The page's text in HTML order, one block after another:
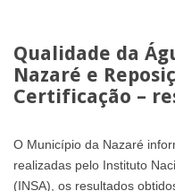
Qualidade da
Nazaré e
Certificação –
O Município da Nazaré
realizadas pelo Instituto
(INSA), os resultados